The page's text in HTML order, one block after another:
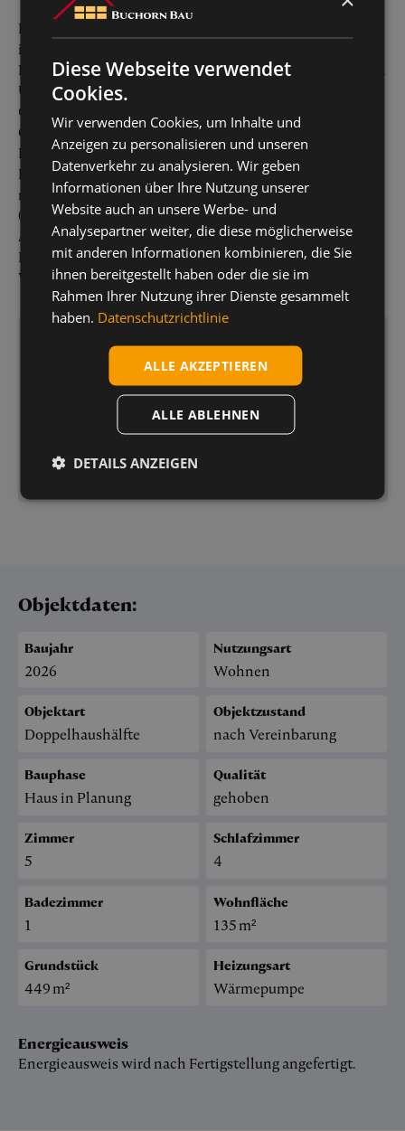
Die S-Bahn-Station Wellingsbüttel ist mit dem 27er Bus
in 10 Minuten erreichbar. Bis zur U-Bahn-Station
Farmsen sind es 20 Minuten. Schulen sind in der näheren
Umgebung vorhanden. Es seien hier genannt die
Grundschule amGut (Karlshöhe), das Gymnasium
Grootmoor und die Irena-Sendler-Schule oder auch die
Rudolf Steiner Schule in Farmsen.
Einkaufsmöglichkeiten für den täglichen Bedarf sind
nahe gelegenen und nur 3 Minten mit dem Autoentfernt
(EDEKA, Aldi, Bäckerei, Drogerie usw.). Das beliebte
Alstertal-Einkaufszentrum (AEZ) i ist mit dem Auto in 10
Minuten erreichbar. Wochenmärkte befinden sich in
Wellingsbüttel, Sasel, Bramfeld, Berne und Volksdorf.
Beratung & Vertrieb
martensen@buchorn-bau.de
Exposé anfordern
Objektdaten:
Baujahr
2026
Nutzungsart
Wohnen
Objektart
Doppelhaushälfte
Objektzustand
nach Vereinbarung
Bauphase
Haus in Planung
Qualität
gehoben
Zimmer
5
Schlafzimmer
4
Badezimmer
1
Wohnfläche
135 m²
Grundstück
449 m²
Heizungsart
Wärmepumpe
Energieausweis
Energieausweis wird nach Fertigstellung angefertigt.
Diese Webseite verwendet
Cookies.
Wir verwenden Cookies, um Inhalte und
Anzeigen zu personalisieren und unseren
Datenverkehr zu analysieren. Wir geben
Informationen über Ihre Nutzung unserer
Website auch an unsere Werbe- und
Analysepartner weiter, die diese möglicherweise
mit anderen Informationen kombinieren, die Sie
ihnen bereitgestellt haben oder die sie im
Rahmen Ihrer Nutzung ihrer Dienste gesammelt
haben. Datenschutzrichtlinie
ALLE AKZEPTIEREN
ALLE ABLEHNEN
DETAILS ANZEIGEN